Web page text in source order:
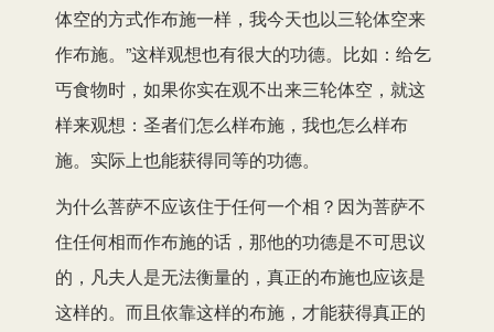
体空的方式作布施一样，我今天也以三轮体空来
作布施。”这样观想也有很大的功德。比如：给乞
丐食物时，如果你实在观不出来三轮体空，就这
样来观想：圣者们怎么样布施，我也怎么样布
施。实际上也能获得同等的功德。
为什么菩萨不应该住于任何一个相？因为菩萨不
住任何相而作布施的话，那他的功德是不可思议
的，凡夫人是无法衡量的，真正的布施也应该是
这样的。而且依靠这样的布施，才能获得真正的